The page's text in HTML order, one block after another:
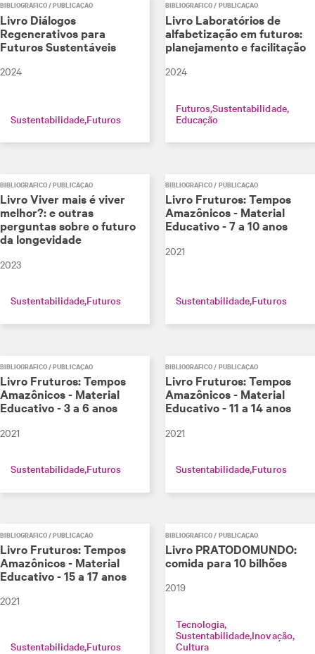
BIBLIOGRÁFICO / PUBLICAÇÃO
Livro Diálogos
Regenerativos para
Futuros Sustentáveis
2024
SustentabilidadeFuturos
BIBLIOGRÁFICO / PUBLICAÇÃO
Livro Laboratórios de
alfabetização em futuros:
planejamento e facilitação
2024
FuturosSustentabilidade
Educação
BIBLIOGRÁFICO / PUBLICAÇÃO
Livro Viver mais é viver
melhor?: e outras
perguntas sobre o futuro
da longevidade
2023
SustentabilidadeFuturos
BIBLIOGRÁFICO / PUBLICAÇÃO
Livro Fruturos: Tempos
Amazônicos - Material
Educativo - 7 a 10 anos
2021
SustentabilidadeFuturos
BIBLIOGRÁFICO / PUBLICAÇÃO
Livro Fruturos: Tempos
Amazônicos - Material
Educativo - 3 a 6 anos
2021
SustentabilidadeFuturos
BIBLIOGRÁFICO / PUBLICAÇÃO
Livro Fruturos: Tempos
Amazônicos - Material
Educativo - 11 a 14 anos
2021
SustentabilidadeFuturos
BIBLIOGRÁFICO / PUBLICAÇÃO
Livro Fruturos: Tempos
Amazônicos - Material
Educativo - 15 a 17 anos
2021
SustentabilidadeFuturos
BIBLIOGRÁFICO / PUBLICAÇÃO
Livro PRATODOMUNDO:
comida para 10 bilhões
2019
Tecnologia
SustentabilidadeInovação
Cultura